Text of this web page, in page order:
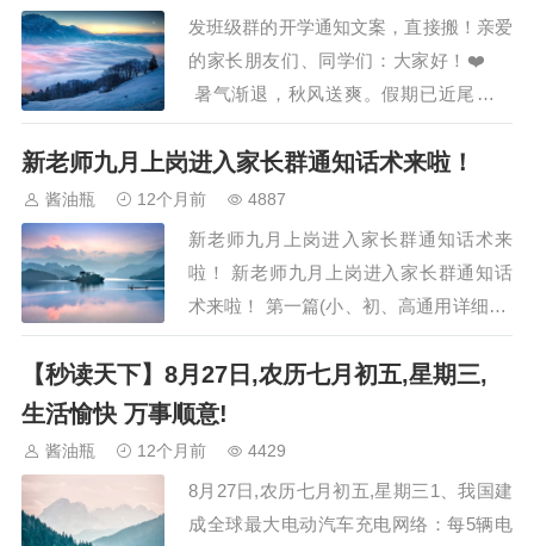
你把想念的酸 拥抱成温暖陪你把彷徨 写
出情节来未来多漫长 再漫长 还有期待陪
伴你…
发班级群的开学通知文案，直接搬！亲爱
的家长朋友们、同学们：大家好！❤️
暑气渐退，秋风送爽。假期已近尾声，
我们即将开启开学模式，为了更好的迎接
新学期，特做出以下提醒： 1️⃣关于开
学时间：9月1日…
新老师九月上岗进入家长群通知话术来啦！
酱油瓶 12个月前 4887
新老师九月上岗进入家长群通知话术来
啦！ 新老师九月上岗进入家长群通知话
术来啦！ 第一篇(小、初、高通用详细篇)
各位家长，晚上好，欢迎加入X班这个大
家庭!我是班主任X老师兼XX老师。孩子
的成长是我们共同的目标，为了让家校沟
通更紧密畅通，请大家自觉遵守以下班级
【秒读天下】8月27日,农历七月初五,星期三,
生活愉快 万事顺意!
酱油瓶 12个月前 4429
8月27日,农历七月初五,星期三1、我国建
成全球最大电动汽车充电网络：每5辆电